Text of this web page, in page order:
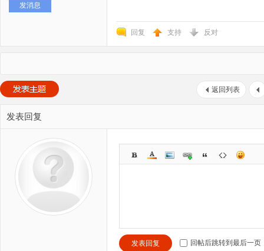
发消息
回复 支持 反对
返回列表
发表回复
发表回复 回帖后跳转到最后一页